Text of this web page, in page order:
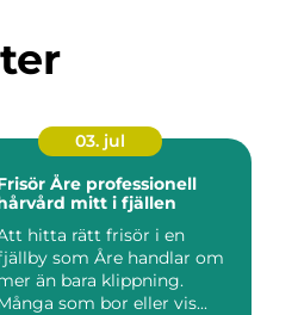
03. jul
Åre professionell
mitt i fjällen
hitta rätt frisör i en
som Åre handlar om
än bara klippning.
som bor eller vis...